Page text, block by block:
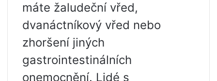
máte žaludeční vřed,
dvanáctníkový vřed nebo
zhoršení jiných
gastrointestinálních
onemocnění. Lidé s